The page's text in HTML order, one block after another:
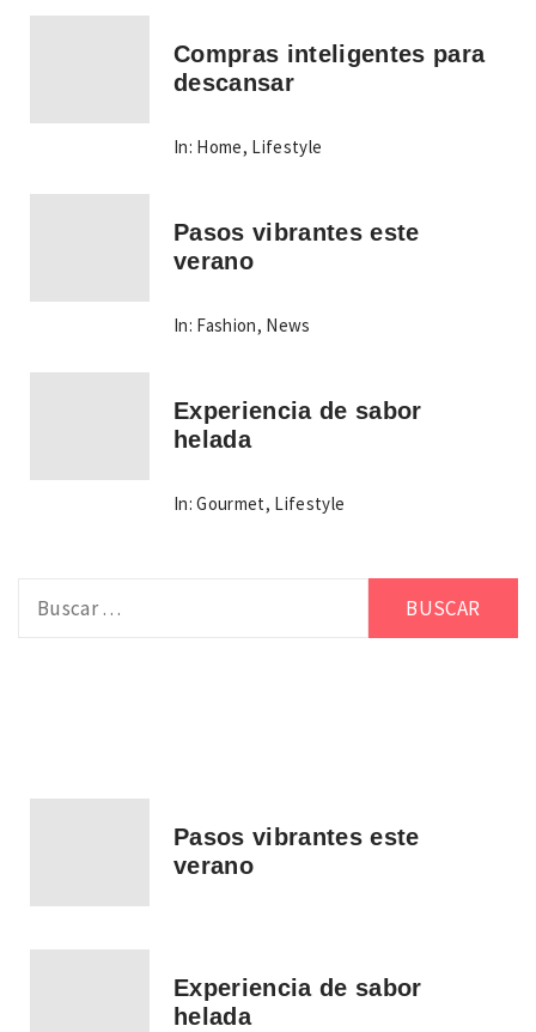
Compras inteligentes para
descansar
In: Home, Lifestyle
Pasos vibrantes este
verano
In: Fashion, News
Experiencia de sabor
helada
In: Gourmet, Lifestyle
Pasos vibrantes este
verano
Experiencia de sabor
helada